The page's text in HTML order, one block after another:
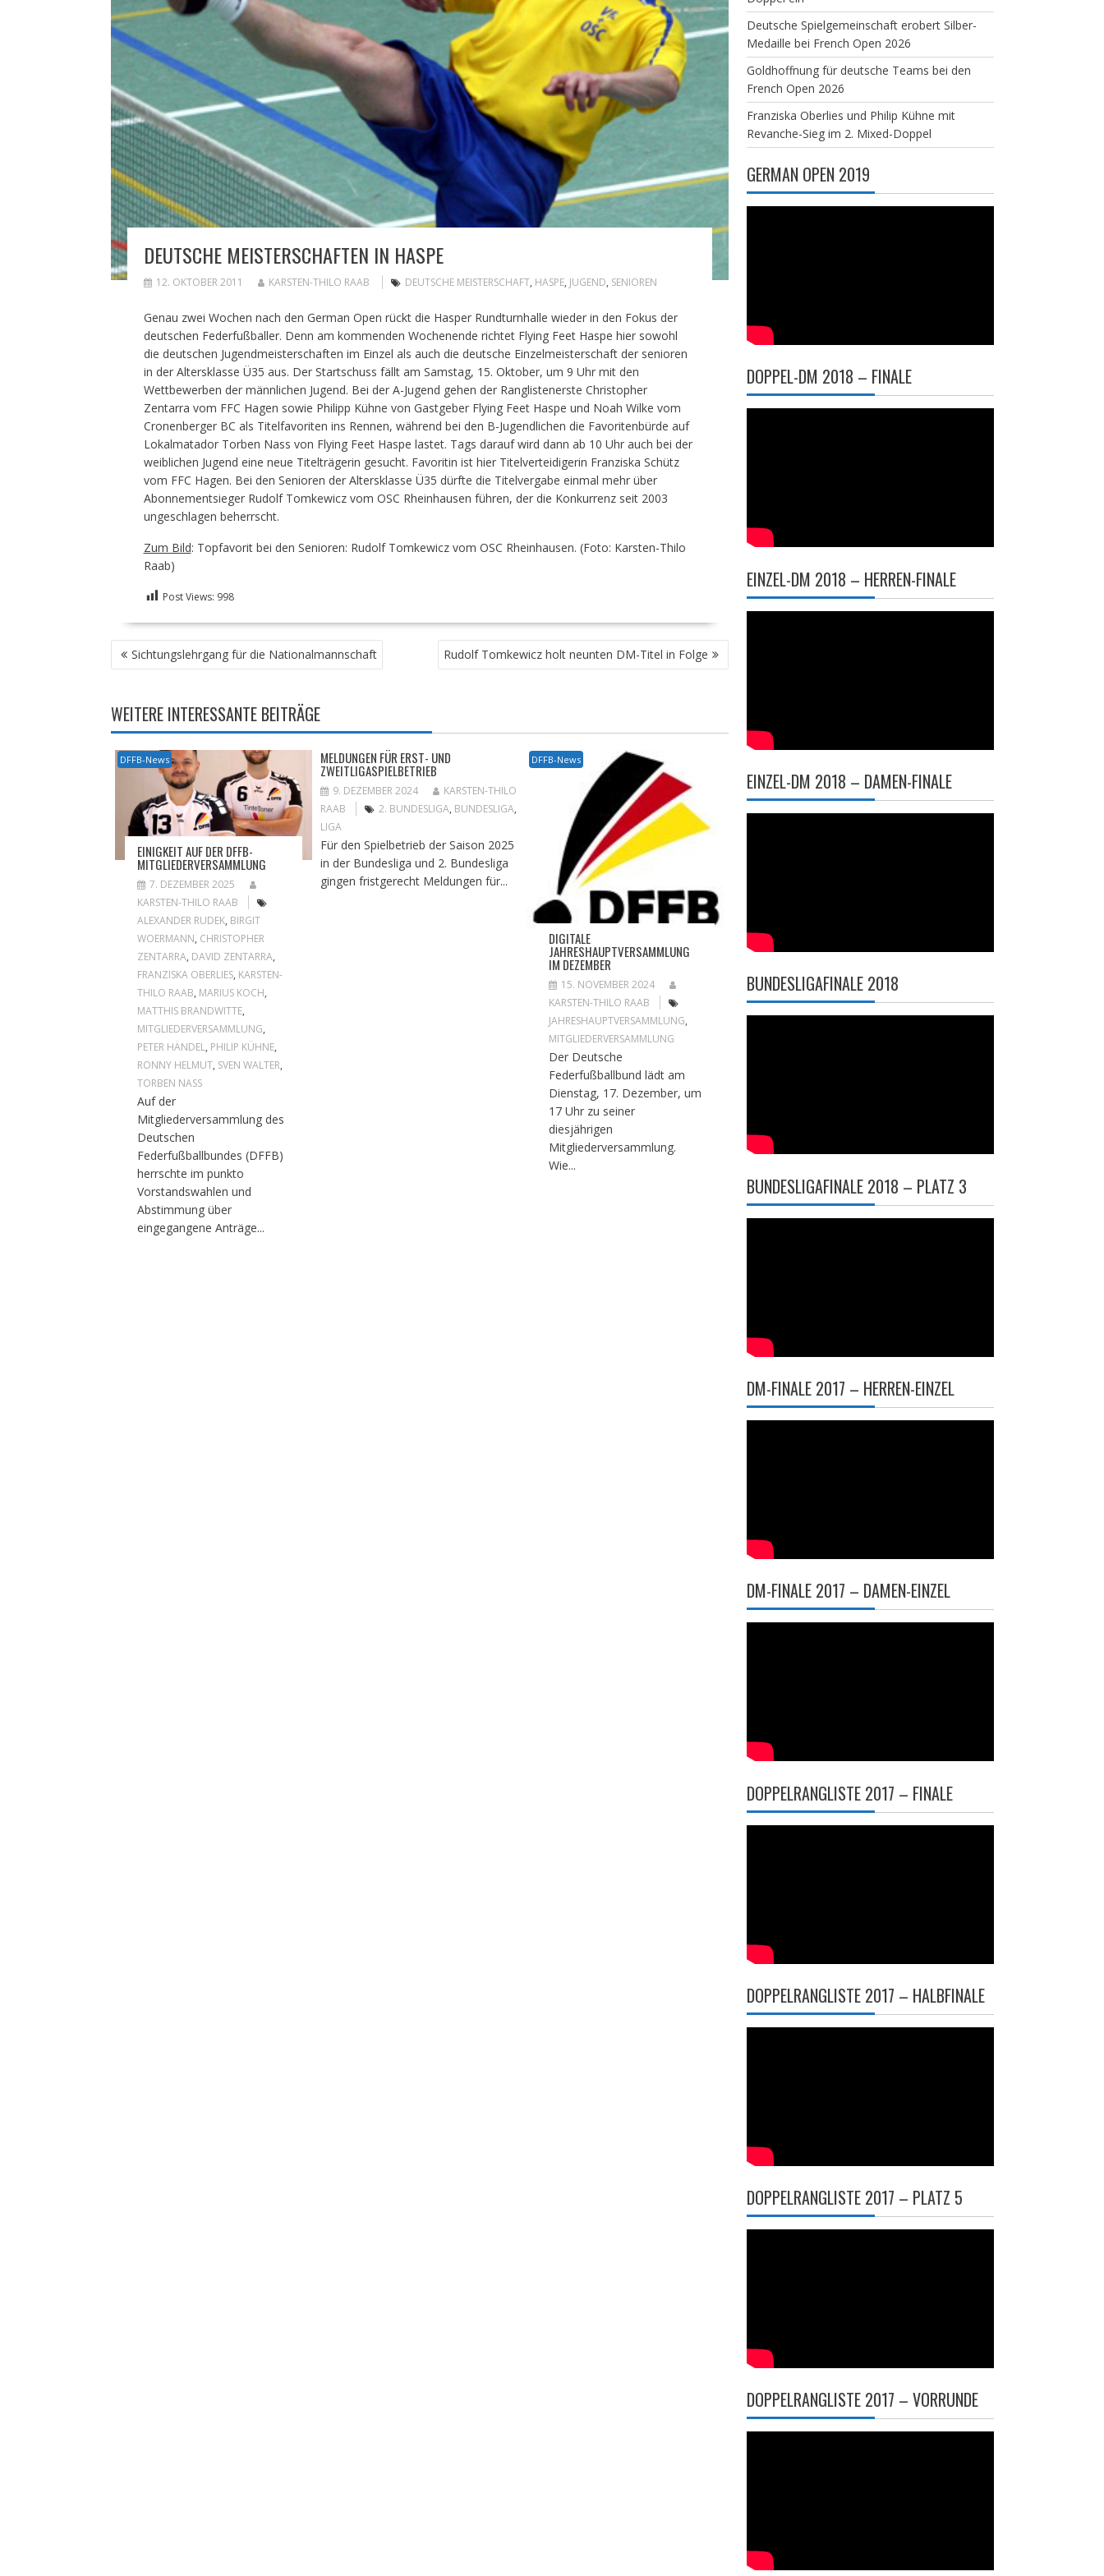
DEUTSCHE MEISTERSCHAFTEN IN HASPE
12. OKTOBER 2011 KARSTEN-THILO RAAB DEUTSCHE MEISTERSCHAFT, HASPE, JUGEND, SENIOREN
Genau zwei Wochen nach den German Open rückt die Hasper Rundturnhalle wieder in den Fokus der
deutschen Federfußballer. Denn am kommenden Wochenende richtet Flying Feet Haspe hier sowohl
die deutschen Jugendmeisterschaften im Einzel als auch die deutsche Einzelmeisterschaft der senioren
in der Altersklasse Ü35 aus. Der Startschuss fällt am Samstag, 15. Oktober, um 9 Uhr mit den
Wettbewerben der männlichen Jugend. Bei der A-Jugend gehen der Ranglistenerste Christopher
Zentarra vom FFC Hagen sowie Philipp Kühne von Gastgeber Flying Feet Haspe und Noah Wilke vom
Cronenberger BC als Titelfavoriten ins Rennen, während bei den B-Jugendlichen die Favoritenbürde auf
Lokalmatador Torben Nass von Flying Feet Haspe lastet. Tags darauf wird dann ab 10 Uhr auch bei der
weiblichen Jugend eine neue Titelträgerin gesucht. Favoritin ist hier Titelverteidigerin Franziska Schütz
vom FFC Hagen. Bei den Senioren der Altersklasse Ü35 dürfte die Titelvergabe einmal mehr über
Abonnementsieger Rudolf Tomkewicz vom OSC Rheinhausen führen, der die Konkurrenz seit 2003
ungeschlagen beherrscht.
Zum Bild: Topfavorit bei den Senioren: Rudolf Tomkewicz vom OSC Rheinhausen. (Foto: Karsten-Thilo
Raab)
Post Views: 998
BEITRAGSNAVIGATION
Sichtungslehrgang für die Nationalmannschaft Rudolf Tomkewicz holt neunten DM-Titel in Folge
WEITERE INTERESSANTE BEITRÄGE
DFFB-News
EINIGKEIT AUF DER DFFB-
MITGLIEDERVERSAMMLUNG
7. DEZEMBER 2025
KARSTEN-THILO RAAB
ALEXANDER RUDEK, BIRGIT
WOERMANN, CHRISTOPHER
ZENTARRA, DAVID ZENTARRA,
FRANZISKA OBERLIES, KARSTEN-
THILO RAAB, MARIUS KOCH,
MATTHIS BRANDWITTE,
MITGLIEDERVERSAMMLUNG,
PETER HÄNDEL, PHILIP KÜHNE,
RONNY HELMUT, SVEN WALTER,
TORBEN NASS
Auf der
Mitgliederversammlung des
Deutschen
Federfußballbundes (DFFB)
herrschte im punkto
Vorstandswahlen und
Abstimmung über
eingegangene Anträge...
MELDUNGEN FÜR ERST- UND
ZWEITLIGASPIELBETRIEB
9. DEZEMBER 2024
KARSTEN-THILO
RAAB
2. BUNDESLIGA, BUNDESLIGA,
LIGA
Für den Spielbetrieb der Saison 2025
in der Bundesliga und 2. Bundesliga
gingen fristgerecht Meldungen für...
DFFB-News
DIGITALE
JAHRESHAUPTVERSAMMLUNG
IM DEZEMBER
15. NOVEMBER 2024
KARSTEN-THILO RAAB
JAHRESHAUPTVERSAMMLUNG,
MITGLIEDERVERSAMMLUNG
Der Deutsche
Federfußballbund lädt am
Dienstag, 17. Dezember, um
17 Uhr zu seiner
diesjährigen
Mitgliederversammlung.
Wie...
Deutsche Spielgemeinschaft erobert Silber-
Medaille bei French Open 2026
Goldhoffnung für deutsche Teams bei den
French Open 2026
Franziska Oberlies und Philip Kühne mit
Revanche-Sieg im 2. Mixed-Doppel
GERMAN OPEN 2019
DOPPEL-DM 2018 – FINALE
EINZEL-DM 2018 – HERREN-FINALE
EINZEL-DM 2018 – DAMEN-FINALE
BUNDESLIGAFINALE 2018
BUNDESLIGAFINALE 2018 – PLATZ 3
DM-FINALE 2017 – HERREN-EINZEL
DM-FINALE 2017 – DAMEN-EINZEL
DOPPELRANGLISTE 2017 – FINALE
DOPPELRANGLISTE 2017 – HALBFINALE
DOPPELRANGLISTE 2017 – PLATZ 5
DOPPELRANGLISTE 2017 – VORRUNDE